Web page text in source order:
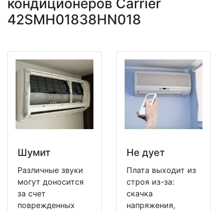
42SMH01838HN018
Шумит
Различные звуки
могут доносится
за счет
поврежденных
Не дует
Плата выходит из
строя из-за:
скачка
напряжения,